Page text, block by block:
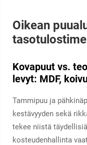
Oikean
Kovapuut vs.
levyt: MDF,
Tammipuu ja
kestävyyden sekä
tekee niistä
kosteudenhallinta